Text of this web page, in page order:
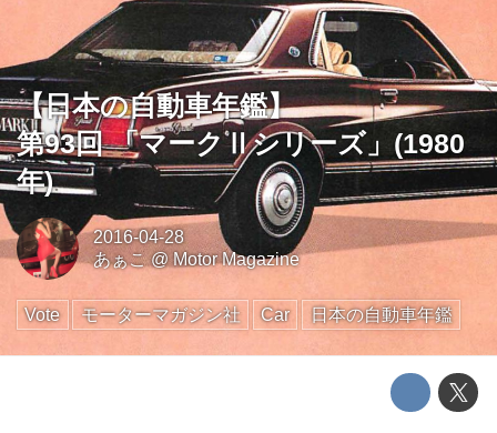
【日本の自動車年鑑】
第93回 「マークⅡシリーズ」(1980
年)
2016-04-28
あぁこ@ Motor Magazine
Vote モーターマガジン社 Car 日本の自動車年鑑